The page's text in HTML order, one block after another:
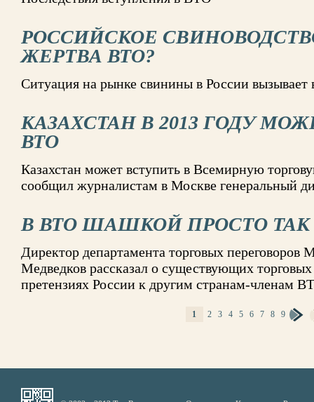
РОССИЙСКОЕ
ЖЕРТВА ВТО?
Ситуация на рынке свинины в России вызывает
КАЗАХСТАН В 2013 ГОДУ
ВТО
Казахстан может вступить в Всемирную
сообщил журналистам в Москве генеральный
В ВТО ШАШКОЙ ПРОСТО
Директор департамента торговых
Медведков рассказал о существующих
претензиях России к другим странам-членам
1 2 3 4 5 6 7 8 9